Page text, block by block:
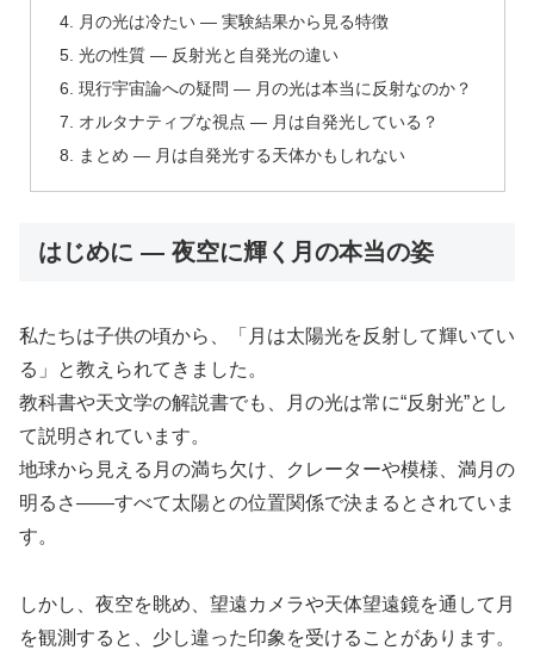
月の光は冷たい ― 実験結果から見る特徴
光の性質 ― 反射光と自発光の違い
現行宇宙論への疑問 ― 月の光は本当に反射なのか？
オルタナティブな視点 ― 月は自発光している？
まとめ ― 月は自発光する天体かもしれない
はじめに ― 夜空に輝く月の本当の姿
私たちは子供の頃から、「月は太陽光を反射して輝いてい
る」と教えられてきました。
教科書や天文学の解説書でも、月の光は常に“反射光”とし
て説明されています。
地球から見える月の満ち欠け、クレーターや模様、満月の
明るさ――すべて太陽との位置関係で決まるとされていま
す。
しかし、夜空を眺め、望遠カメラや天体望遠鏡を通して月
を観測すると、少し違った印象を受けることがあります。